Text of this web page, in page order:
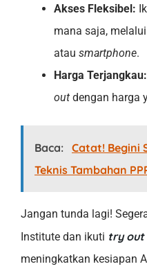
Akses Fleksibel:
mana saja,
atau smartphone.
Harga Terjangkau:
out dengan harga
Baca: Catat! Begini
Teknis Tambahan
Jangan tunda lagi!
Institute dan ikuti try out
meningkatkan kesiapan